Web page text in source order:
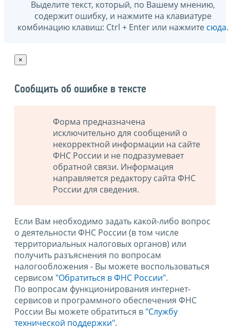
Выделите текст, который, по Вашему мнению,
содержит ошибку, и нажмите на клавиатуре
комбинацию клавиш: Ctrl + Enter или нажмите сюда.
×
Сообщить об ошибке в тексте
Форма предназначена
исключительно для сообщений о
некорректной информации на сайте
ФНС России и не подразумевает
обратной связи. Информация
направляется редактору сайта ФНС
России для сведения.
Если Вам необходимо задать какой-либо вопрос
о деятельности ФНС России (в том числе
территориальных налоговых органов) или
получить разъяснения по вопросам
налогообложения - Вы можете воспользоваться
сервисом "Обратиться в ФНС России".
По вопросам функционирования интернет-
сервисов и программного обеспечения ФНС
России Вы можете обратиться в "Службу
технической поддержки".